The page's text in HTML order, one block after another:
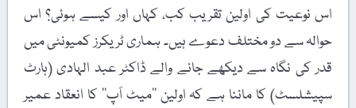
اس نوعیت کی اولین تقریب کب، کہاں اور کیسے ہوئی؟ اس
حوالہ سے دو مختلف دعوے ہیں۔ ہماری ٹریکرز کمیونٹی میں
قدر کی نگاہ سے دیکھے جانے والے ڈاکٹر عبد الہادی (ہارٹ
سپیشلسٹ) کا ماننا ہے کہ اولین ’’میٹ اَپ‘‘ کا انعقاد عمیر